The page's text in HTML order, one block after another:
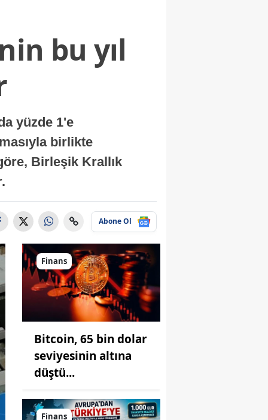
bu yıl
yüzde 1'e
birlikte
Birleşik Krallık
Abone Ol
Finans
Bitcoin, 65 bin dolar
seviyesinin altına
düştü...
Finans